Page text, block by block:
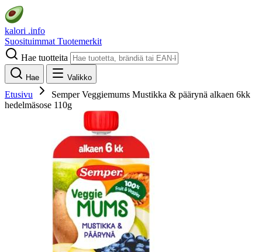
kalori .info
Suosituimmat Tuotemerkit
Hae tuotteita
Hae Valikko
Etusivu
Semper Veggiemums Mustikka & päärynä alkaen 6kk
hedelmäsose 110g